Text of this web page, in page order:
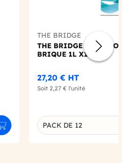
Ajouter au panier
THE BRIDGE
THE BRIDGE -
BRIQUE 1L X12 BIO
27,20 € HT
Soit 2,27 € l'unité
Déclinaison du produit
PACK DE 12